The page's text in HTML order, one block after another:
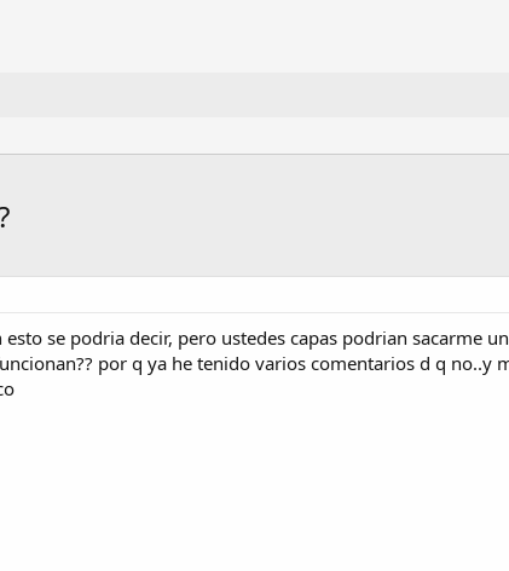
se podria decir, pero ustedes capas podrian sacarme
por q ya he tenido varios comentarios d q no..y